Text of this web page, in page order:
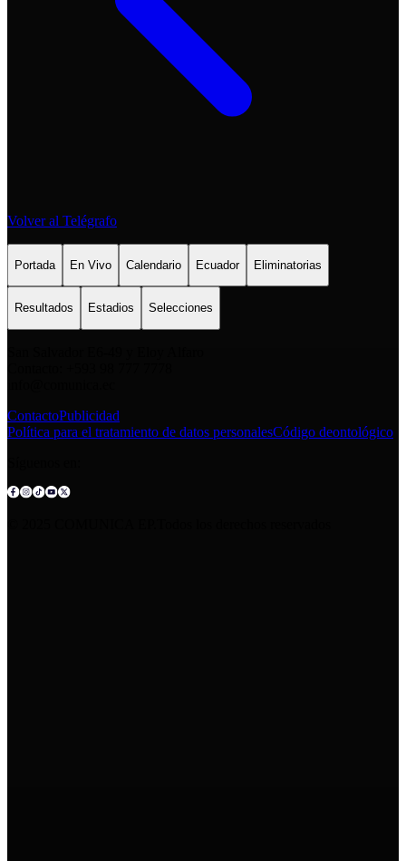
Volver al Telégrafo
Portada En Vivo Calendario Ecuador Eliminatorias
Resultados Estadios Selecciones
ContactoPublicidad
Política para el tratamiento de datos personalesCódigo deontológico